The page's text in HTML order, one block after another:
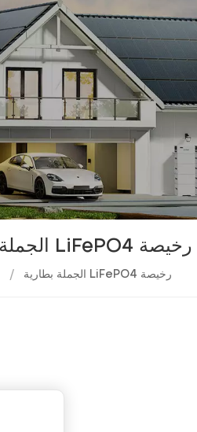
الجملة بطارية LiFePO4 رخيصة
/ الجملة بطارية LiFePO4 رخيصة